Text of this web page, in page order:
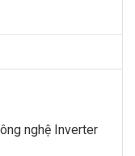
nghệ Inverter